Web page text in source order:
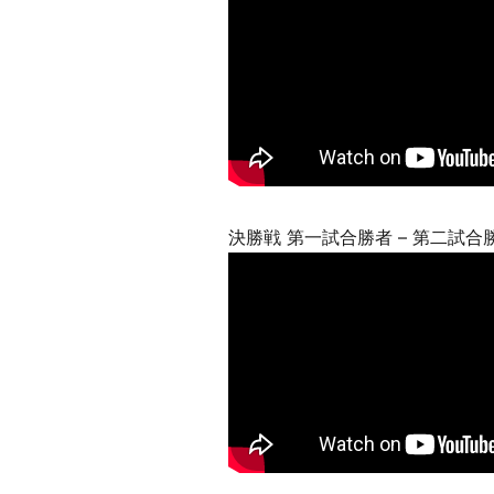
決勝戦 第一試合勝者 – 第二試合